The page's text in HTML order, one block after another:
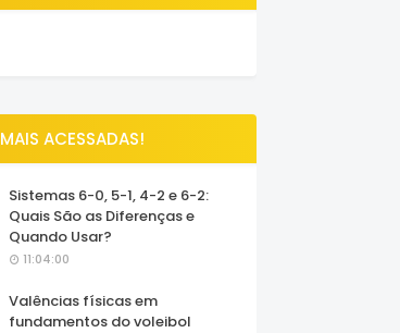
MAIS ACESSADAS!
Sistemas 6-0, 5-1, 4-2 e 6-2:
Quais São as Diferenças e
Quando Usar?
11:04:00
Valências físicas em
fundamentos do voleibol